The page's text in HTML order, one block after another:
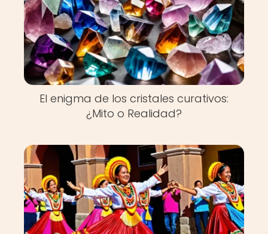
El enigma de los cristales curativos:
¿Mito o Realidad?